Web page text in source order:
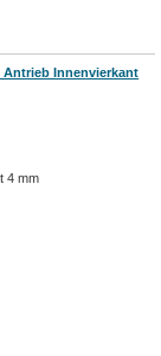
Antrieb Innenvierkant
4 mm